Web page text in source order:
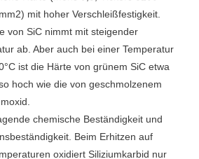
mit hoher Verschleißfestigkeit.
von SiC nimmt mit steigender
ab.Aber auch bei einer Temperatur
ist die Härte von grünem SiC etwa
hoch wie die von geschmolzenem
chemische Beständigkeit und
Beim Erhitzen auf
oxidiert Siliziumkarbid nur